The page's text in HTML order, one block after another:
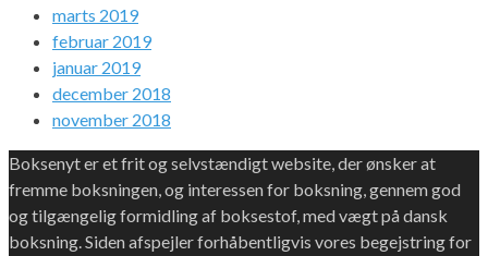
marts 2019
februar 2019
januar 2019
december 2018
november 2018
Boksenyt er et frit og selvstændigt website, der ønsker at
fremme boksningen, og interessen for boksning, gennem god
og tilgængelig formidling af boksestof, med vægt på dansk
boksning. Siden afspejler forhåbentligvis vores begejstring for